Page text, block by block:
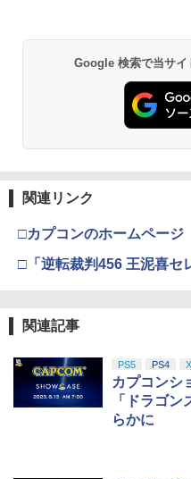
ラ/Blu-
ゲーム
￥4,400
5
新劇場
Blu-ray
スプ
ニンテ
ンライ
Beast
プロダ
￥7,286
￥11,849
￥
【純正
2
【純正
ラー (
￥7,681
【純正
4
【純正
【国内
マスタ
S5、
s X|S
劇場
窩座再
￥3,523
(オリ
カー特
り来た
ボード
劇場版
窩座再
￥8,698
Google 検索で当サイ
関連リンク
□カプコンのホームページ
□「逆転裁判456 王泥喜セ
関連記事
PS5 PS4
カプコンシ
「ドラゴ
らかに